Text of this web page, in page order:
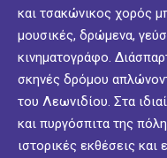
και τσακώνικος χορός
μουσικές, δρώμενα,
κινηματογράφο.
σκηνές δρόμου
του Λεωνιδίου. Στα
και πυργόσπιτα της
ιστορικές εκθέσεις και